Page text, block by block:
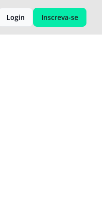
Login Inscreva-se